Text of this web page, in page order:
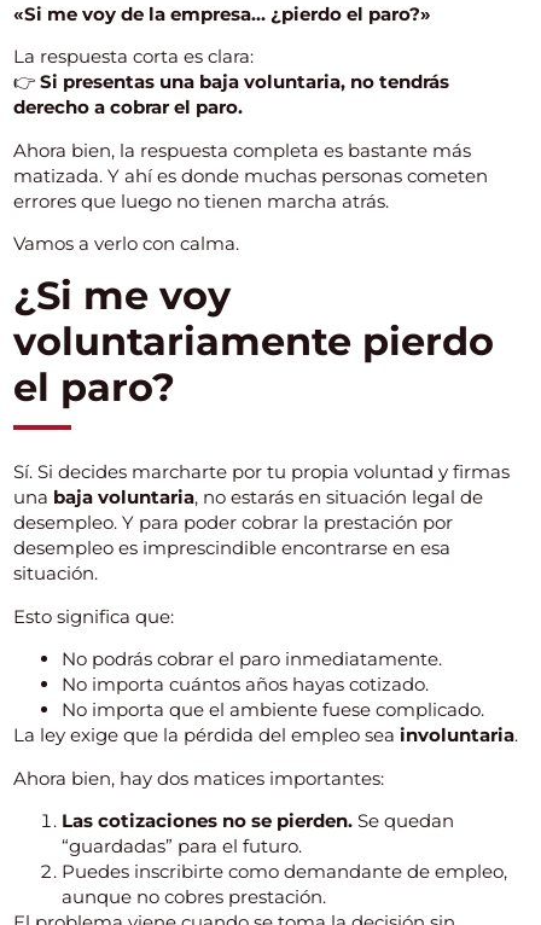
«Si me voy de la empresa… ¿pierdo el paro?»
La respuesta corta es clara:
👉Si presentas una baja voluntaria, no tendrás
derecho a cobrar el paro.
Ahora bien, la respuesta completa es bastante más
matizada. Y ahí es donde muchas personas cometen
errores que luego no tienen marcha atrás.
Vamos a verlo con calma.
¿Si me voy
voluntariamente pierdo
el paro?
Sí. Si decides marcharte por tu propia voluntad y firmas
una baja voluntaria, no estarás en situación legal de
desempleo. Y para poder cobrar la prestación por
desempleo es imprescindible encontrarse en esa
situación.
Esto significa que:
No podrás cobrar el paro inmediatamente.
No importa cuántos años hayas cotizado.
No importa que el ambiente fuese complicado.
La ley exige que la pérdida del empleo seainvoluntaria.
Ahora bien, hay dos matices importantes:
Las cotizaciones no se pierden. Se quedan
“guardadas” para el futuro.
Puedes inscribirte como demandante de empleo,
aunque no cobres prestación.